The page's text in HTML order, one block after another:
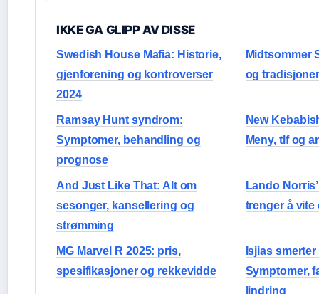
IKKE GA GLIPP AV DISSE
Swedish House Mafia: Historie,
gjenforening og kontroverser
2024
Midtsommer
og
Ramsay Hunt syndrom:
Symptomer, behandling og
prognose
New
Meny, tlf og
And Just Like That: Alt om
sesonger, kansellering og
strømming
Lando
trenger å vite
MG Marvel R 2025: pris,
spesifikasjoner og rekkevidde
Isjias
Symptomer,
lindring